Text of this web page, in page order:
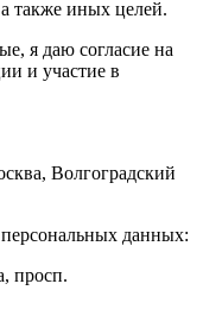
также иных целей.
я даю согласие на
и участие в
Волгоградский
данных:
просп.